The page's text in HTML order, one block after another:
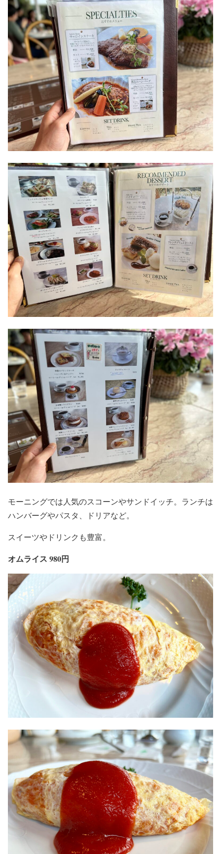
モーニングでは人気のスコーンやサンドイッチ。ランチは
ハンバーグやパスタ、ドリアなど。
スイーツやドリンクも豊富。
オムライス 980円